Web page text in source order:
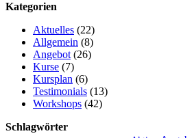
Kategorien
Aktuelles (22)
Allgemein (8)
Angebot (26)
Kurse (7)
Kursplan (6)
Testimonials (13)
Workshops (42)
Schlagwörter